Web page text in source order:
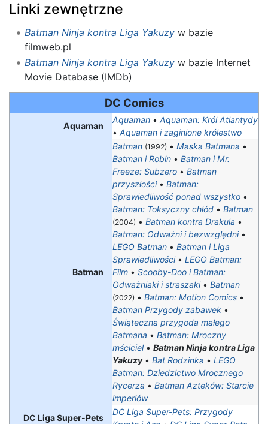
Linki zewnętrzne
Batman Ninja kontra Liga Yakuzyw bazie
filmweb.pl
Batman Ninja kontra Liga Yakuzyw bazie Internet
Movie Database (IMDb)
DC Comics
Aquaman
Aquaman • Aquaman: Król Atlantydy
• Aquaman i zaginione królestwo
Batman
Batman (1992) • Maska Batmana •
Batman i Robin • Batman i Mr.
Freeze: Subzero • Batman
przyszłości• Batman:
Sprawiedliwość ponad wszystko •
Batman: Toksyczny chłód • Batman
(2004) • Batman kontra Drakula •
Batman: Odważni i bezwzględni•
LEGO Batman • Batman i Liga
Sprawiedliwości• LEGO Batman:
Film • Scooby-Doo i Batman:
Odważniaki i straszaki• Batman
(2022) • Batman: Motion Comics •
Batman Przygody zabawek •
Świąteczna przygoda małego
Batmana • Batman: Mroczny
mściciel• Batman Ninja kontra Liga
Yakuzy• Bat Rodzinka • LEGO
Batman: Dziedzictwo Mrocznego
Rycerza • Batman Azteków: Starcie
imperiów
DC Liga Super-Pets
DC Liga Super-Pets: Przygody